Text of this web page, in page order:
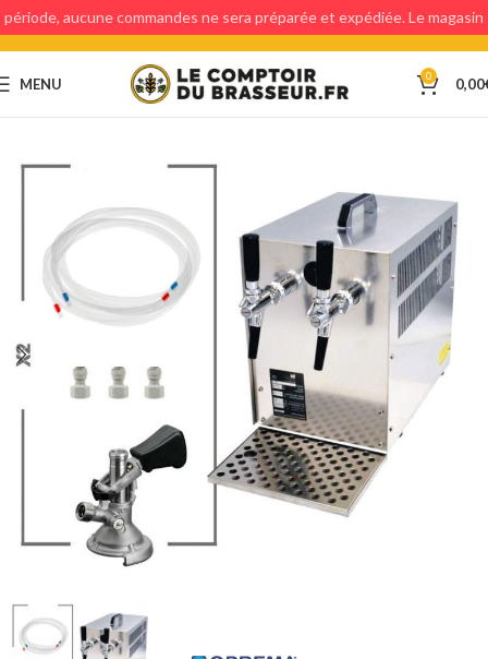
MENU 0 0,00
période, aucune commandes ne sera préparée et expédiée. Le magasin
étant fermé, aucun retraits en magasin ne sera possible.